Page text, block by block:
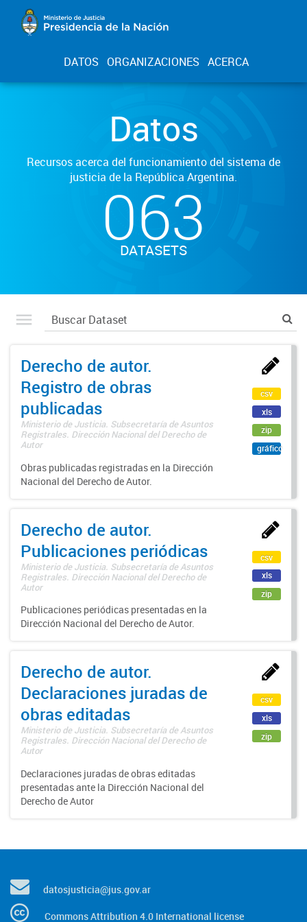
DATOS ORGANIZACIONES ACERCA
Datos
Recursos acerca del funcionamiento del sistema de
justicia de la República Argentina.
063
DATASETS
Derecho de autor.
Registro de obras
publicadas
Ministerio de Justicia. Subsecretaría de Asuntos
Registrales. Dirección Nacional del Derecho de
Autor
Obras publicadas registradas en la Dirección
Nacional del Derecho de Autor.
csv
xls
zip
gráfico
Derecho de autor.
Publicaciones periódicas
Ministerio de Justicia. Subsecretaría de Asuntos
Registrales. Dirección Nacional del Derecho de
Autor
Publicaciones periódicas presentadas en la
Dirección Nacional del Derecho de Autor.
csv
xls
zip
Derecho de autor.
Declaraciones juradas de
obras editadas
Ministerio de Justicia. Subsecretaría de Asuntos
Registrales. Dirección Nacional del Derecho de
Autor
Declaraciones juradas de obras editadas
presentadas ante la Dirección Nacional del
Derecho de Autor
csv
xls
zip
datosjusticia@jus.gov.ar
Commons Attribution 4.0 International license